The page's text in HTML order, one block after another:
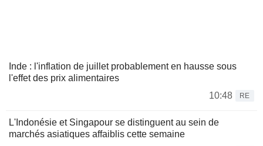
Inde : l'inflation de juillet probablement en hausse sous
l'effet des prix alimentaires
10:48
RE
L'Indonésie et Singapour se distinguent au sein de
marchés asiatiques affaiblis cette semaine